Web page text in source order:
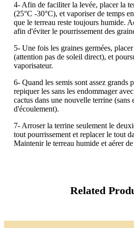
4- Afin de faciliter la levée, placer la
(25°C -30°C), et vaporiser de temps
que le terreau reste toujours humide.
afin d'éviter le pourrissement des
5- Une fois les graines germées,
(attention pas de soleil direct), et
vaporisateur.
6- Quand les semis sont assez grands
repiquer les sans les endommager
cactus dans une nouvelle terrine (sans
d'écoulement).
7- Arroser la terrine seulement le
tout pourrissement et replacer le tout
Maintenir le terreau humide et aérer
Related